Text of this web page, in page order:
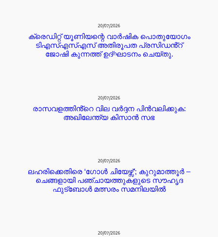
20/07/2026
ക്രെഡിറ്റ് യൂണിയന്റെ വാർഷിക പൊതുയോഗം
ടിഎസ്എസ്എസ് അതിരൂപത പ്രസിഡൻ്റ്
ജോഷി കുന്നത്ത് ഉദ്ഘാടനം ചെയ്തു.
20/07/2026
രാസവളത്തിൻ്റെ വില വർദ്ദന പിൻവലിക്കുക:
അഖിലേന്ത്യ കിസാൻ സഭ
20/07/2026
ലഹരിക്കെതിരെ ‘ഗോൾ ചിയേഴ്സ്’; കുറുമാത്തൂർ –
ചെങ്ങളായി പഞ്ചായത്തുകളുടെ സൗഹൃദ
ഫുട്ബോൾ മത്സരം സമനിലയിൽ
20/07/2026